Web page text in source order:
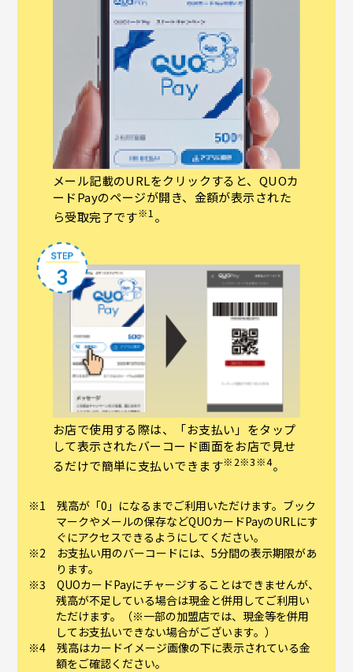
メール記載のURLをクリックすると、QUOカ
ードPayのページが開き、金額が表示された
ら受取完了です※1。
お店で使用する際は、「お支払い」をタップ
して表示されたバーコード画面をお店で見せ
るだけで簡単に支払いできます※2※3※4。
残高が「0」になるまでご利用いただけます。ブック
マークやメールの保存などQUOカードPayのURLにす
ぐにアクセスできるようにしてください。
お支払い用のバーコードには、5分間の表示期限があ
ります。
QUOカードPayにチャージすることはできませんが、
残高が不足している場合は現金と併用してご利用い
ただけます。（※一部の加盟店では、現金等を併用
してお支払いできない場合がございます。）
残高はカードイメージ画像の下に表示されている金
額をご確認ください。